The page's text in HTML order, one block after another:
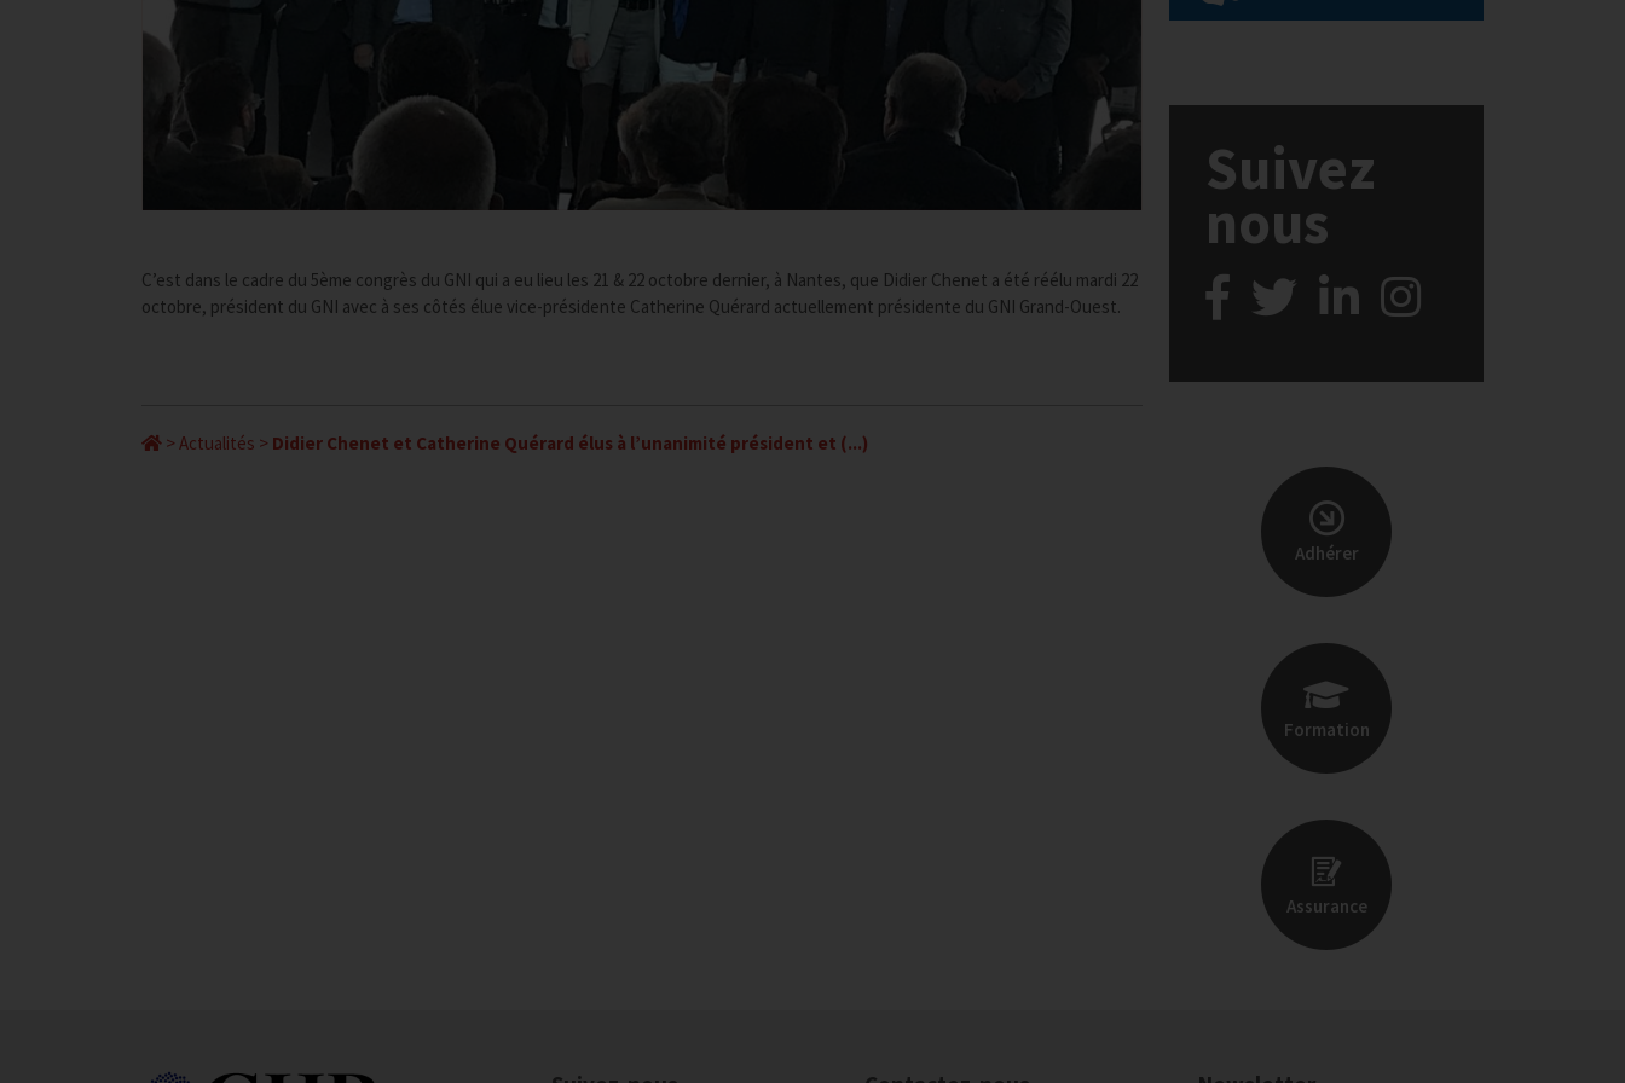
C’est dans le cadre du 5ème congrès du GNI qui a eu lieu les 21 & 22 octobre dernier, à Nantes, que Didier Chenet a été réélu mardi 22
octobre, président du GNI avec à ses côtés élue vice-présidente Catherine Quérard actuellement présidente du GNI Grand-Ouest.
> Actualités > Didier Chenet et Catherine Quérard élus à l’unanimité président et (...)
Suivez
nous
Adhérer
Formation
Assurance